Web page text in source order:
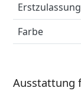
Erstzulassung
Farbe
Ausstattung